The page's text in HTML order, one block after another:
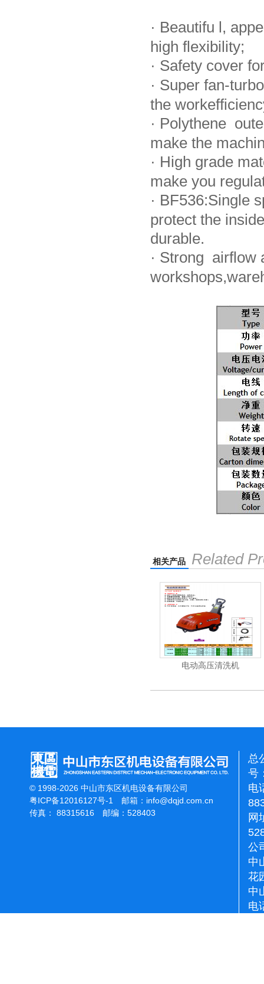
· Beautifu l,
high flexibility;
· Safety cover
· Super fan-
the
· Polythene
make the
· High grade
make you
· BF536:Single
protect the
durable.
· Strong airflow
相关产品 Related
电动高压清洗
© 1998-2026 中山市东区机电设备有限公司
粤ICP备12016127号-1
邮箱： info@dqjd.com.cn
传真： 88315616 邮编：528403
总
号
电
网
公
中
花
中
电